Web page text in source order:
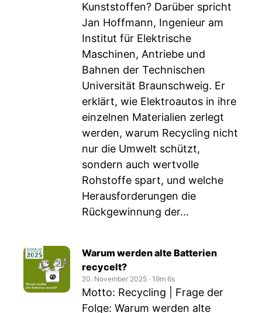
Kunststoffen? Darüber spricht
Jan Hoffmann, Ingenieur am
Institut für Elektrische
Maschinen, Antriebe und
Bahnen der Technischen
Universität Braunschweig. Er
erklärt, wie Elektroautos in ihre
einzelnen Materialien zerlegt
werden, warum Recycling nicht
nur die Umwelt schützt,
sondern auch wertvolle
Rohstoffe spart, und welche
Herausforderungen die
Rückgewinnung der...
Warum werden alte Batterien
recycelt?
20. November 2025 ‧ 19m 6s
Motto: Recycling | Frage der
Folge: Warum werden alte